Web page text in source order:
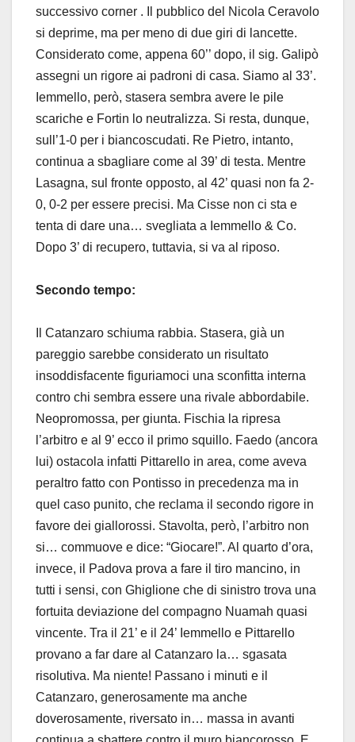
successivo corner . Il pubblico del Nicola Ceravolo
si deprime, ma per meno di due giri di lancette.
Considerato come, appena 60’’ dopo, il sig. Galipò
assegni un rigore ai padroni di casa. Siamo al 33’.
Iemmello, però, stasera sembra avere le pile
scariche e Fortin lo neutralizza. Si resta, dunque,
sull’1-0 per i biancoscudati. Re Pietro, intanto,
continua a sbagliare come al 39’ di testa. Mentre
Lasagna, sul fronte opposto, al 42’ quasi non fa 2-
0, 0-2 per essere precisi. Ma Cisse non ci sta e
tenta di dare una… svegliata a Iemmello & Co.
Dopo 3’ di recupero, tuttavia, si va al riposo.
Secondo tempo:
Il Catanzaro schiuma rabbia. Stasera, già un
pareggio sarebbe considerato un risultato
insoddisfacente figuriamoci una sconfitta interna
contro chi sembra essere una rivale abbordabile.
Neopromossa, per giunta. Fischia la ripresa
l’arbitro e al 9’ ecco il primo squillo. Faedo (ancora
lui) ostacola infatti Pittarello in area, come aveva
peraltro fatto con Pontisso in precedenza ma in
quel caso punito, che reclama il secondo rigore in
favore dei giallorossi. Stavolta, però, l’arbitro non
si… commuove e dice: “Giocare!”. Al quarto d’ora,
invece, il Padova prova a fare il tiro mancino, in
tutti i sensi, con Ghiglione che di sinistro trova una
fortuita deviazione del compagno Nuamah quasi
vincente. Tra il 21’ e il 24’ Iemmello e Pittarello
provano a far dare al Catanzaro la… sgasata
risolutiva. Ma niente! Passano i minuti e il
Catanzaro, generosamente ma anche
doverosamente, riversato in… massa in avanti